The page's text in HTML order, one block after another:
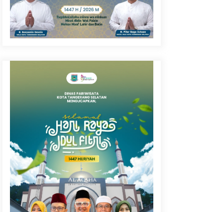
Merawat Dan
Merangkul